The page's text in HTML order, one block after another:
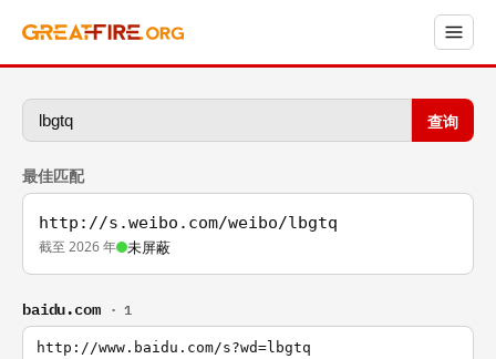
查询
最佳匹配
http://s.weibo.com/weibo/lbgtq
截至 2026 年 未屏蔽
baidu.com · 1
http://www.baidu.com/s?wd=lbgtq